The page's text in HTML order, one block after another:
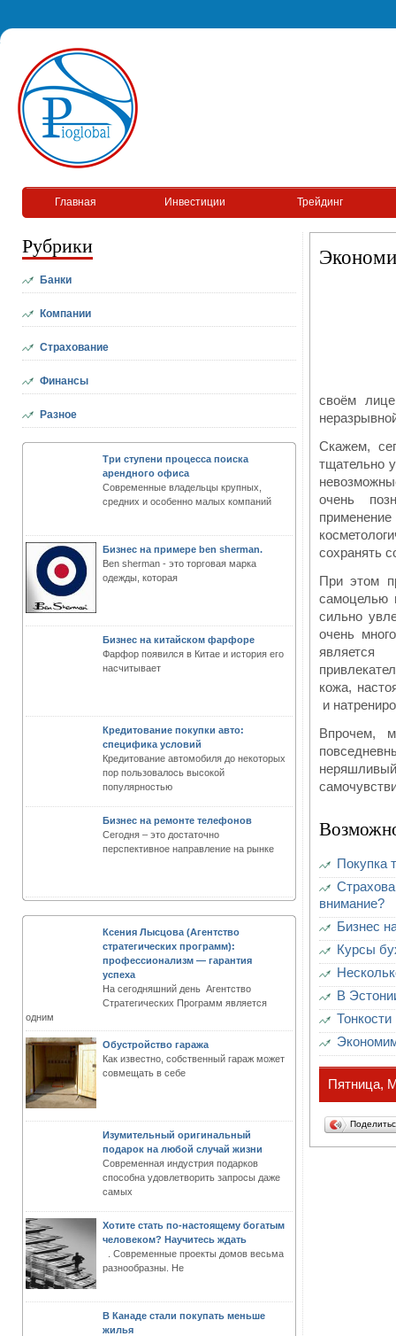
Главная Инвестиции Трейдинг
Рубрики
Банки
Компании
Страхование
Финансы
Разное
Три ступени процесса поиска
арендного офиса
Современные владельцы крупных,
средних и особенно малых компаний
Бизнес на примере ben sherman.
Ben sherman - это торговая марка
одежды, которая
Бизнес на китайском фарфоре
Фарфор появился в Китае и история его
насчитывает
Кредитование покупки авто:
специфика условий
Кредитование автомобиля до некоторых
пор пользовалось высокой
популярностью
Бизнес на ремонте телефонов
Сегодня – это достаточно
перспективное направление на рынке
Ксения Лысцова (Агентство
стратегических программ):
профессионализм — гарантия
успеха
На сегодняшний день Агентство
Стратегических Программ является
одним
Обустройство гаража
Как известно, собственный гараж может
совмещать в себе
Изумительный оригинальный
подарок на любой случай жизни
Современная индустрия подарков
способна удовлетворить запросы даже
самых
Хотите стать по-настоящему богатым
человеком? Научитесь ждать
. Современные проекты домов весьма
разнообразны. Не
В Канаде стали покупать меньше
жилья
своём
Скажем,
тщательно
очень
сохранять
При этом
самоцелью
сильно
очень
кожа,
и
Впрочем,
Покупка
внимание?
Бизнес
Курсы
В
Пятница,